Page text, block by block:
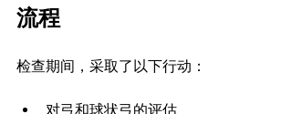
流程
检查期间，采取了以下行动：
对弓和球状弓的评估